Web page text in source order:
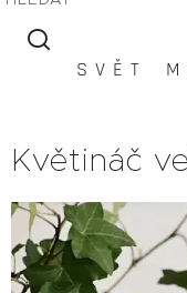
S V Ě T M
Květináč